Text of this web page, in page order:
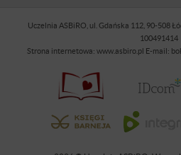
Uczelnia ASBiRO, ul. Gdańska 112, 90-508
100491414
Strona internetowa: www.asbiro.pl E-mail: